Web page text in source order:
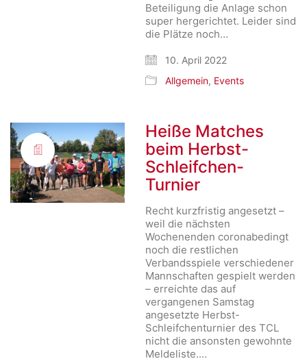
Beteiligung die Anlage schon
super hergerichtet. Leider sind
die Plätze noch…
10. April 2022
Allgemein, Events
Heiße Matches
beim Herbst-
Schleifchen-
Turnier
Recht kurzfristig angesetzt –
weil die nächsten
Wochenenden coronabedingt
noch die restlichen
Verbandsspiele verschiedener
Mannschaften gespielt werden
– erreichte das auf
vergangenen Samstag
angesetzte Herbst-
Schleifchenturnier des TCL
nicht die ansonsten gewohnte
Meldeliste.…